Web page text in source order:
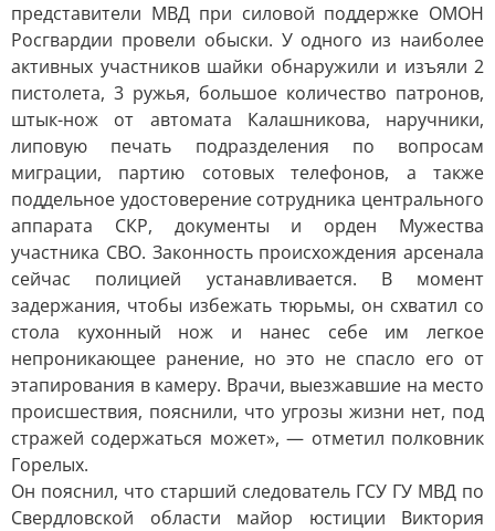
представители МВД при силовой поддержке ОМОН
Росгвардии провели обыски. У одного из наиболее
активных участников шайки обнаружили и изъяли 2
пистолета, 3 ружья, большое количество патронов,
штык-нож от автомата Калашникова, наручники,
липовую печать подразделения по вопросам
миграции, партию сотовых телефонов, а также
поддельное удостоверение сотрудника центрального
аппарата СКР, документы и орден Мужества
участника СВО. Законность происхождения арсенала
сейчас полицией устанавливается. В момент
задержания, чтобы избежать тюрьмы, он схватил со
стола кухонный нож и нанес себе им легкое
непроникающее ранение, но это не спасло его от
этапирования в камеру. Врачи, выезжавшие на место
происшествия, пояснили, что угрозы жизни нет, под
стражей содержаться может», — отметил полковник
Горелых.
Он пояснил, что старший следователь ГСУ ГУ МВД по
Свердловской области майор юстиции Виктория